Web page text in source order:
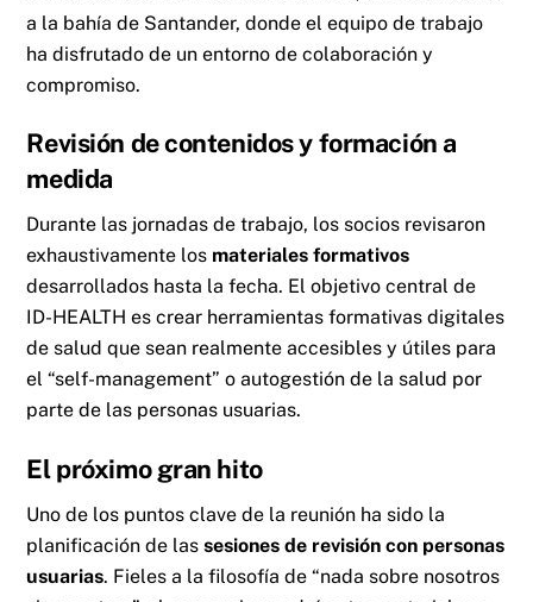
a la bahía de Santander, donde el equipo de trabajo
ha disfrutado de un entorno de colaboración y
compromiso.
Revisión de contenidos y formación a
medida
Durante las jornadas de trabajo, los socios revisaron
exhaustivamente los materiales formativos
desarrollados hasta la fecha. El objetivo central de
ID-HEALTH es crear herramientas formativas digitales
de salud que sean realmente accesibles y útiles para
el “self-management” o autogestión de la salud por
parte de las personas usuarias.
El próximo gran hito
Uno de los puntos clave de la reunión ha sido la
planificación de lassesiones de revisión con personas
usuarias. Fieles a la filosofía de “nada sobre nosotros